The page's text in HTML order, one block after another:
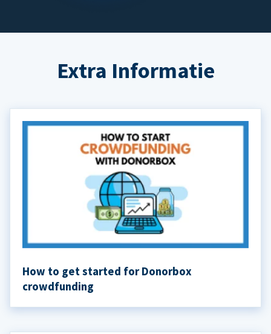
Extra Informatie
How to get started for Donorbox
crowdfunding